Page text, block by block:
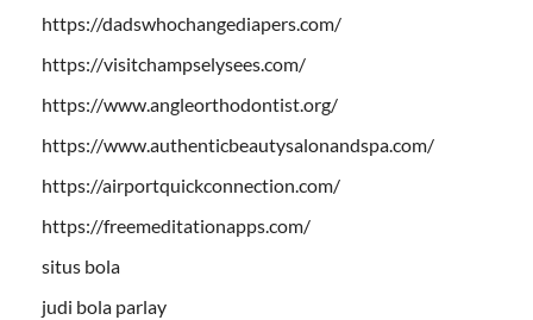
https://dadswhochangediapers.com/
https://visitchampselysees.com/
https://www.angleorthodontist.org/
https://www.authenticbeautysalonandspa.com/
https://airportquickconnection.com/
https://freemeditationapps.com/
situs bola
judi bola parlay